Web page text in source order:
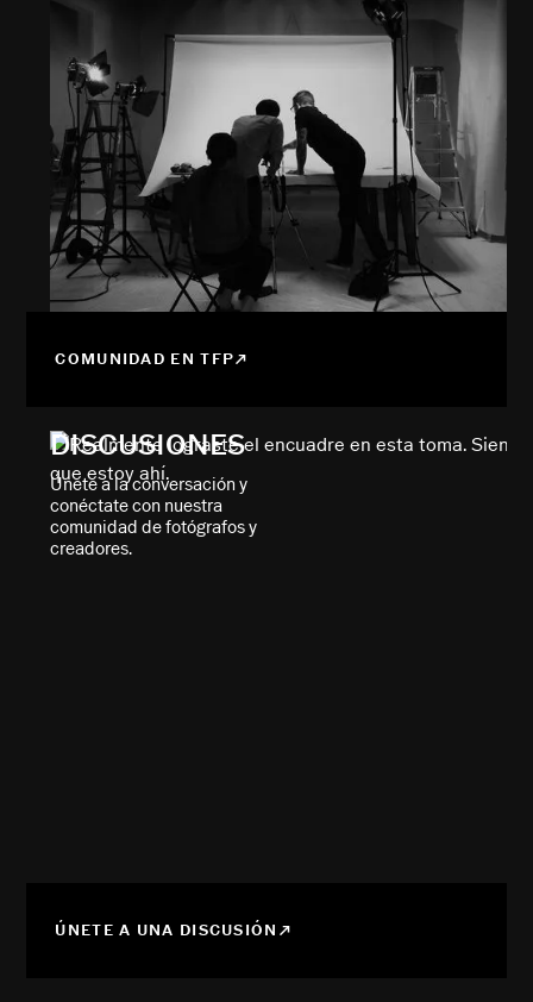
COMUNIDAD EN TFP
DISCUSIONES
Únete a la conversación y
conéctate con nuestra
comunidad de fotógrafos y
creadores.
ÚNETE A UNA DISCUSIÓN